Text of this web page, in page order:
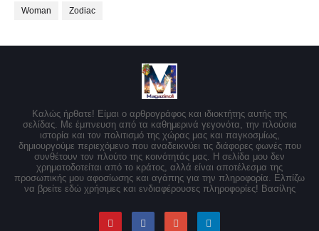
Woman Zodiac
Καλώς ήρθατε! Είμαι ο αρθρογράφος και ιδιοκτήτης αυτής της
σελίδας. Με έμπνευση από τα καθημερινά γεγονότα, την πλούσια
ιστορία και τον πολιτισμό της χώρας μας και παγκοσμίως,
δημιουργούμε περιεχόμενο που αναδεικνύει τις διάφορες φωνές που
συνθέτουν τον πλούτο της κοινότητάς μας. Η σελίδα μου δεν
χρηματοδοτείται από το κράτος, αλλά είναι αποτέλεσμα της
προσωπικής μου αφοσίωσης και αγάπης για την πληροφορία. Ελπίζω
να βρείτε εδώ χρήσιμες και ενδιαφέρουσες πληροφορίες! Βασίλης